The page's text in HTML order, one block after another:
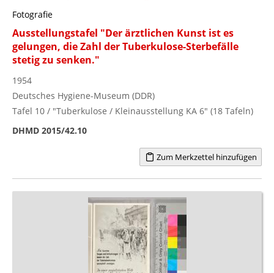
Fotografie
Ausstellungstafel "Der ärztlichen Kunst ist es
gelungen, die Zahl der Tuberkulose-Sterbefälle
stetig zu senken."
1954
Deutsches Hygiene-Museum (DDR)
Tafel 10 / "Tuberkulose / Kleinausstellung KA 6" (18 Tafeln)
DHMD 2015/42.10
Zum Merkzettel hinzufügen